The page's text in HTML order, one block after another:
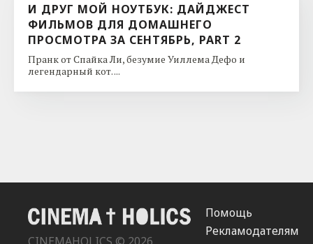
И ДРУГ МОЙ НОУТБУК: ДАЙДЖЕСТ
ФИЛЬМОВ ДЛЯ ДОМАШНЕГО
ПРОСМОТРА ЗА СЕНТЯБРЬ, PART 2
Пранк от Спайка Ли, безумие Уиллема Дефо и
легендарный кот. ...
CINEMAHOLICS © 2026
Помощь
Рекламодателям